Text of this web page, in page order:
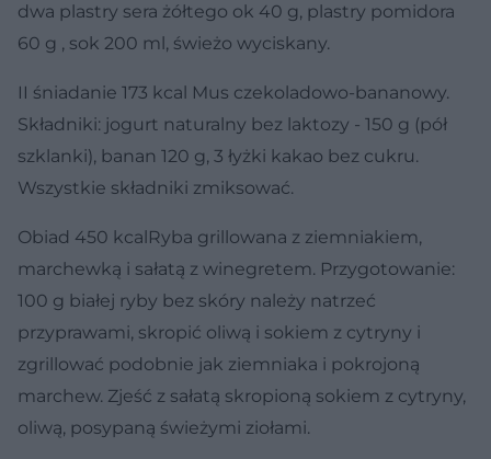
dwa plastry sera żółtego ok 40 g, plastry pomidora
60 g , sok 200 ml, świeżo wyciskany.
II śniadanie 173 kcal Mus czekoladowo-bananowy.
Składniki: jogurt naturalny bez laktozy - 150 g (pół
szklanki), banan 120 g, 3 łyżki kakao bez cukru.
Wszystkie składniki zmiksować.
Obiad 450 kcalRyba grillowana z ziemniakiem,
marchewką i sałatą z winegretem. Przygotowanie:
100 g białej ryby bez skóry należy natrzeć
przyprawami, skropić oliwą i sokiem z cytryny i
zgrillować podobnie jak ziemniaka i pokrojoną
marchew. Zjeść z sałatą skropioną sokiem z cytryny,
oliwą, posypaną świeżymi ziołami.